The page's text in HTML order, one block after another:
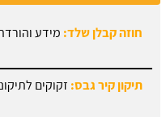
תיקון קיר גבס:זקוקים
מחירון ריצוף:גלו את מחירי